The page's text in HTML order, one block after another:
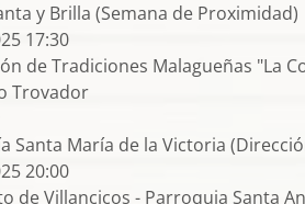
y Brilla (Semana de Proximidad)
17:30
de Tradiciones Malagueñas "La
Trovador
Santa María de la Victoria
20:00
de Villancicos - Parroquia Santa